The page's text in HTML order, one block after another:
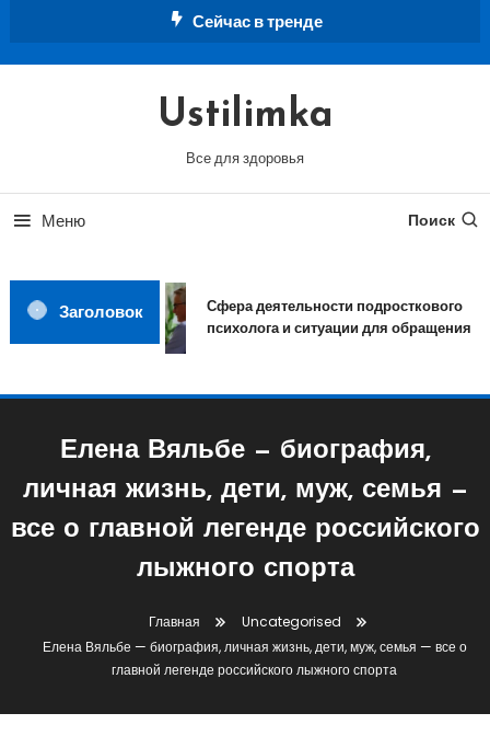
Сейчас в тренде
Ustilimka
Все для здоровья
Меню Поиск
Заголовок
Сфера деятельности подросткового
психолога и ситуации для обращения
Елена Вяльбе — биография,
личная жизнь, дети, муж, семья —
все о главной легенде российского
лыжного спорта
Главная
Uncategorised
Елена Вяльбе — биография, личная жизнь, дети, муж, семья — все о
главной легенде российского лыжного спорта